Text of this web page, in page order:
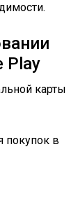
Play
покупок в